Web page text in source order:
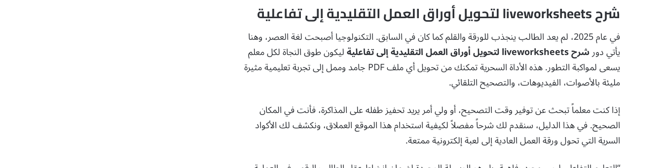
شرح liveworksheets لتحويل أوراق العمل التقليدية إلى تفاعلية
في عام 2025، لم يعد الطالب ينجذب للورقة والقلم كما كان في السابق. التكنولوجيا أصبحت لغة العصر، وهنا
يأتي دورشرح liveworksheets لتحويل أوراق العمل التقليدية إلى تفاعلية
ليكون طوق النجاة لكل معلم
يسعى لمواكبة التطور. هذه الأداة السحرية تمكنك من تحويل أي ملف PDF جامد وممل إلى تجربة تعليمية مثيرة
مليئة بالأصوات، الفيديوهات، والتصحيح التلقائي.
إذا كنت معلماً تبحث عن توفير وقت التصحيح، أو ولي أمر يريد تحفيز طفله على المذاكرة، فأنت في المكان
الصحيح. في هذا الدليل، سنقدم لك شرحاً مفصلاً لكيفية استخدام هذا الموقع العملاق، ونكشف لك الأكواد
السرية التي تحول ورقة العمل العادية إلى لعبة إلكترونية ممتعة.